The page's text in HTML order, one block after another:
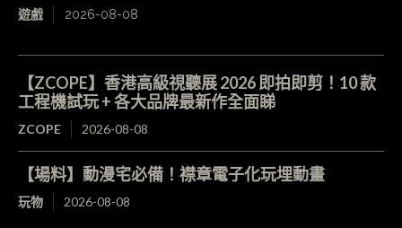
遊戲 2026-08-08
【ZCOPE】香港高級視聽展 2026 即拍即剪！10 款
工程機試玩 + 各大品牌最新作全面睇
ZCOPE 2026-08-08
【場料】動漫宅必備！襟章電子化玩埋動畫
玩物 2026-08-08